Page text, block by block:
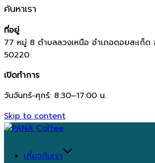
ค้นหาเรา
ที่อยู่
77 หมู่ 8 ตำบลลวงเหนือ อำเภอดอยสะเก็ด
50220
เปิดทำการ
วันจันทร์-ศุกร์: 8:30–17:00 น.
Skip to content
เกี่ยวกับเรา